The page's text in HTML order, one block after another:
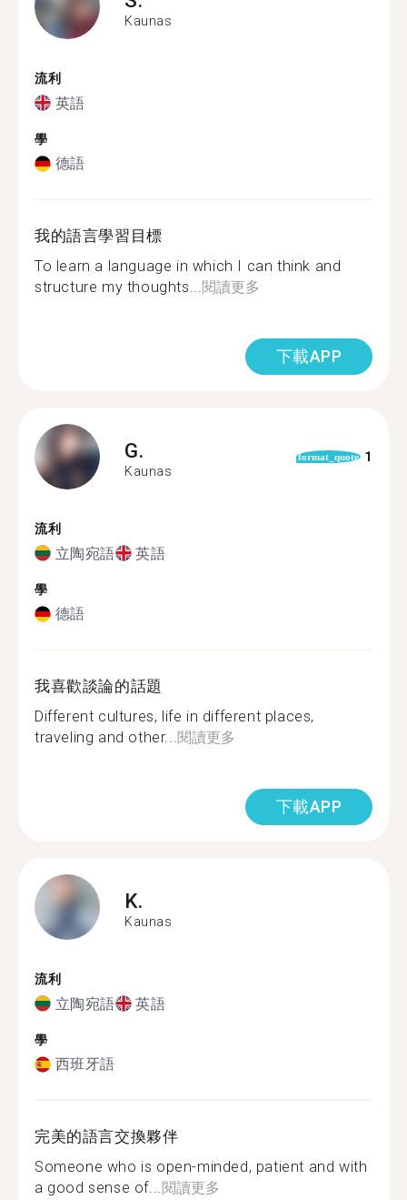
Kaunas
流利
英語
學
德語
我的語言學習目標
To learn a language in which I can think and
structure my thoughts...閱讀更多
下載APP
G.
Kaunas
format_quote 1
流利
立陶宛語 英語
學
德語
我喜歡談論的話題
Different cultures, life in different places,
traveling and other...閱讀更多
下載APP
K.
Kaunas
流利
立陶宛語 英語
學
西班牙語
完美的語言交換夥伴
Someone who is open-minded, patient and with
a good sense of...閱讀更多